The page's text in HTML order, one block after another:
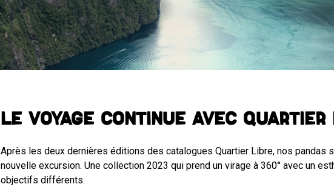
Le voyage continue avec Quartier
Après les deux dernières éditions des catalogues Quartier Libre, nos pandas
nouvelle excursion. Une collection 2023 qui prend un virage à 360° avec un
objectifs différents.